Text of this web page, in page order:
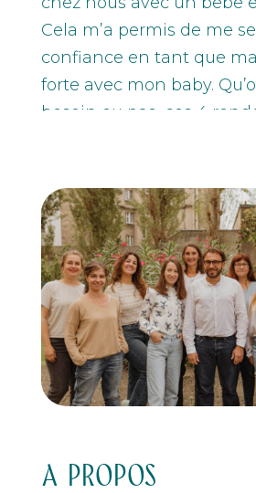
Cela m’a permis de me
confiance en tant que
forte avec mon baby.
besoin ou pas, ces 4
A PROPOS